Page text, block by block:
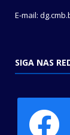
E-mail:
SIGA NAS